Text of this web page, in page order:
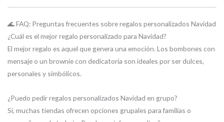
🌊 FAQ: Preguntas frecuentes sobre regalos personalizados Navidad
¿Cuál es el mejor regalo personalizado para Navidad?
El mejor regalo es aquel que genera una emoción. Los bombones con
mensaje o un brownie con dedicatoria son ideales por ser dulces,
personales y simbólicos.
¿Puedo pedir regalos personalizados Navidad en grupo?
Sí, muchas tiendas ofrecen opciones grupales para familias o